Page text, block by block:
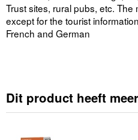
Trust sites, rural pubs, etc.
except for the tourist
French and German
Dit product heeft